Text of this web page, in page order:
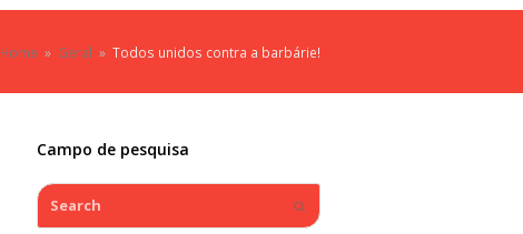
Home » Geral » Todos unidos contra a barbárie!
Campo de pesquisa
Search